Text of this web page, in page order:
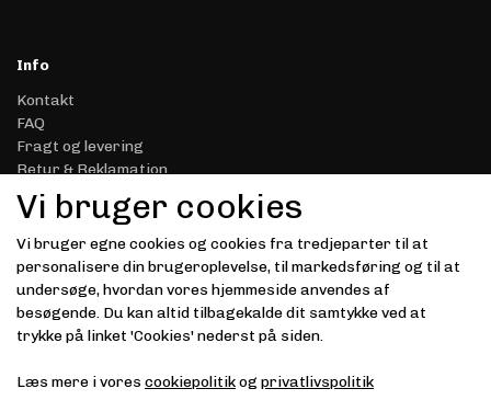
Info
Kontakt
FAQ
Fragt og levering
Retur & Reklamation
Handelsbetingelser
Datasikkerhed & Privatliv
Gavekort
Om Driver.dk
Kunde login
Modtag vores nyhedsbrev via e-mail
Vi bruger cookies
Vi bruger egne cookies og cookies fra tredjeparter til at
personalisere din brugeroplevelse, til markedsføring og til at
undersøge, hvordan vores hjemmeside anvendes af
besøgende. Du kan altid tilbagekalde dit samtykke ved at
trykke på linket 'Cookies' nederst på siden.
Læs mere i vores cookiepolitikog privatlivspolitik